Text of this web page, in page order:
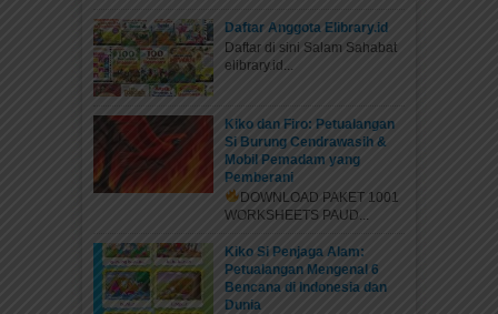
Daftar Anggota Elibrary.id
Daftar di sini Salam Sahabat
elibrary.id...
Kiko dan Firo: Petualangan
Si Burung Cendrawasih &
Mobil Pemadam yang
Pemberani
DOWNLOAD PAKET 1001
WORKSHEETS PAUD...
Kiko Si Penjaga Alam:
Petualangan Mengenal 6
Bencana di Indonesia dan
Dunia